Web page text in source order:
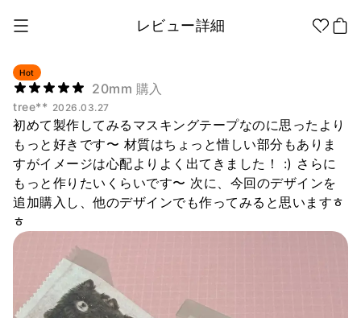
Hot
20mm 購入
tree** 2026.03.27
初めて製作してみるマスキングテープなのに思ったより
もっと好きです〜 材質はちょっと惜しい部分もありま
すがイメージは心配よりよく出てきました！ :) さらに
もっと作りたいくらいです〜 次に、今回のデザインを
追加購入し、他のデザインでも作ってみると思いますㅎ
ㅎ
レビュー詳細
1個から制作
ノベルティ
ノウハウ
アパレル
ファッション小物
ファングッズ
ステッカー
紙製品
アパレル カテゴリー